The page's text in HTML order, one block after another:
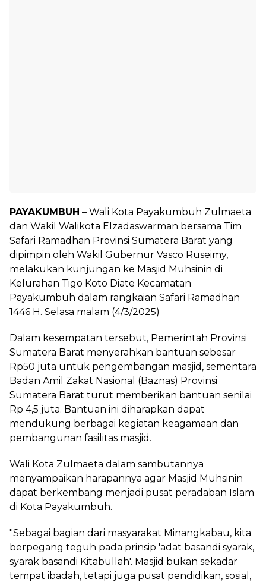
PAYAKUMBUH – Wali Kota Payakumbuh Zulmaeta
dan Wakil Walikota Elzadaswarman bersama Tim
Safari Ramadhan Provinsi Sumatera Barat yang
dipimpin oleh Wakil Gubernur Vasco Ruseimy,
melakukan kunjungan ke Masjid Muhsinin di
Kelurahan Tigo Koto Diate Kecamatan
Payakumbuh dalam rangkaian Safari Ramadhan
1446 H. Selasa malam (4/3/2025)
Dalam kesempatan tersebut, Pemerintah Provinsi
Sumatera Barat menyerahkan bantuan sebesar
Rp50 juta untuk pengembangan masjid, sementara
Badan Amil Zakat Nasional (Baznas) Provinsi
Sumatera Barat turut memberikan bantuan senilai
Rp 4,5 juta. Bantuan ini diharapkan dapat
mendukung berbagai kegiatan keagamaan dan
pembangunan fasilitas masjid.
Wali Kota Zulmaeta dalam sambutannya
menyampaikan harapannya agar Masjid Muhsinin
dapat berkembang menjadi pusat peradaban Islam
di Kota Payakumbuh.
"Sebagai bagian dari masyarakat Minangkabau, kita
berpegang teguh pada prinsip 'adat basandi syarak,
syarak basandi Kitabullah'. Masjid bukan sekadar
tempat ibadah, tetapi juga pusat pendidikan, sosial,